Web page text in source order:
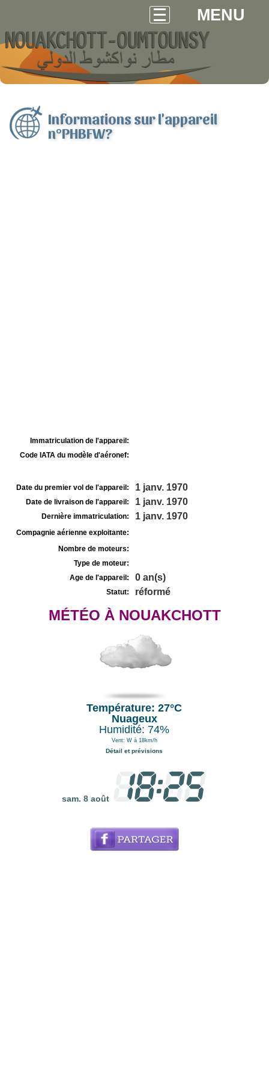
MENU
Informations sur l'appareil
n°PHBFW?
Immatriculation de l'appareil:
Code IATA du modèle d'aéronef:
Date du premier vol de l'appareil: 1 janv. 1970
Date de livraison de l'appareil: 1 janv. 1970
Dernière immatriculation: 1 janv. 1970
Compagnie aérienne exploitante:
Nombre de moteurs:
Type de moteur:
Age de l'appareil:
0 an(s)
Statut: réformé
MÉTÉO À NOUAKCHOTT
Température: 27°C
Nuageux
Humidité: 74%
Vent: W à 18km/h
Détail et prévisions
sam. 8 août